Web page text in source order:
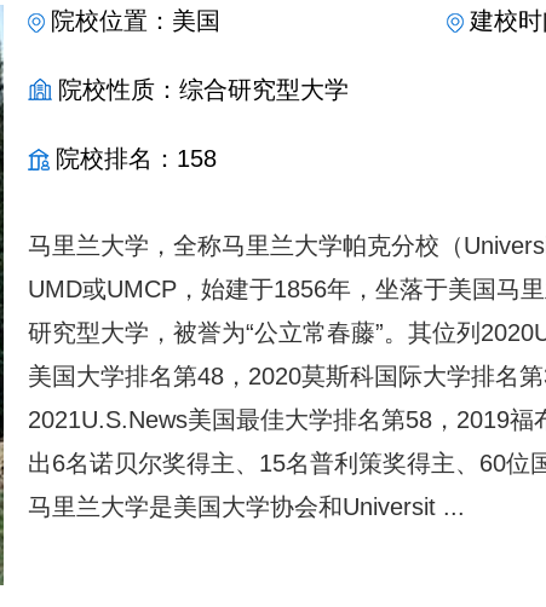
院校位置：美国 建校
院校性质：综合研究型大学
院校排名：158
马里兰大学，全称马里兰大学帕克分校（
UMD或UMCP，始建于1856年，坐落于美国马
研究型大学，被誉为“公立常春藤”。其位列
美国大学排名第48，2020莫斯科国际大学排名
2021U.S.News美国最佳大学排名第58，2019
出6名诺贝尔奖得主、15名普利策奖得主、60
马里兰大学是美国大学协会和Universit ...